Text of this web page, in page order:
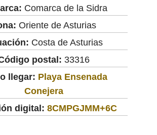
Comarca de la Sidra
Oriente de Asturias
Costa de Asturias
postal: 33316
llegar: Playa Ensenada
Conejera
digital: 8CMPGJMM+6C